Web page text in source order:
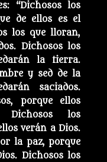
“Dichosos los
de ellos es el
los que lloran,
Dichosos los
la tierra.
y sed de la
saciados.
porque ellos
Dichosos los
verán a Dios.
la paz, porque
Dichosos los